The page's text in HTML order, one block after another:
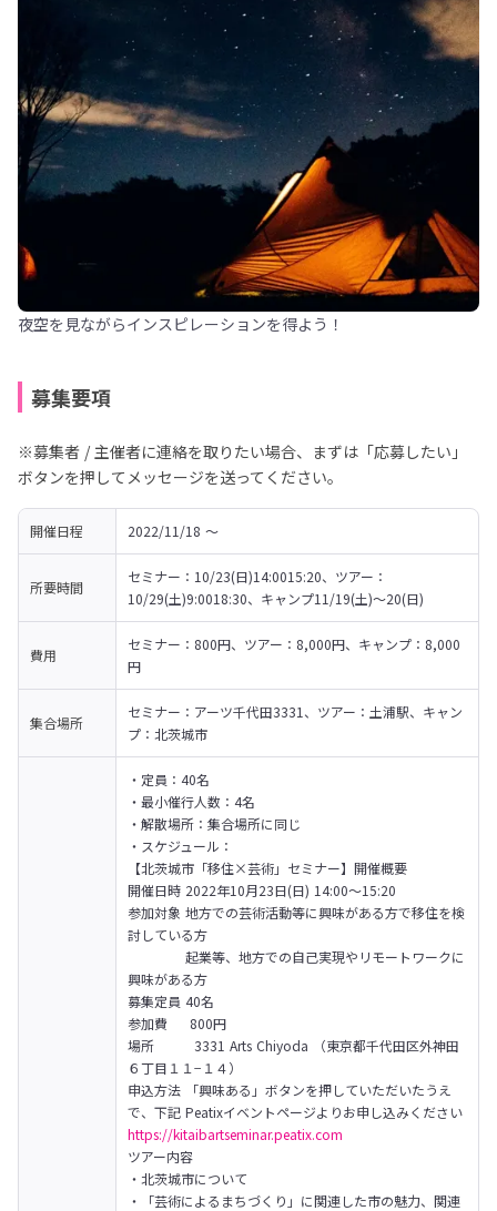
夜空を見ながらインスピレーションを得よう！
募集要項
※募集者 / 主催者に連絡を取りたい場合、まずは「応募したい」
ボタンを押してメッセージを送ってください。
開催日程 2022/11/18 〜
所要時間
セミナー：10/23(日)14:0015:20、ツアー：
10/29(土)9:0018:30、キャンプ11/19(土)～20(日)
費用
セミナー：800円、ツアー：8,000円、キャンプ：8,000
円
集合場所
セミナー：アーツ千代田3331、ツアー：土浦駅、キャン
プ：北茨城市
・定員：40名
・最小催行人数：4名
・解散場所：集合場所に同じ
・スケジュール：
【北茨城市「移住×芸術」セミナー】開催概要
開催⽇時 2022年10⽉23⽇(日) 14:00〜15:20
参加対象 地⽅での芸術活動等に興味がある⽅で移住を検
討している⽅
起業等、地⽅での⾃⼰実現やリモートワークに
興味がある⽅
募集定員 40名
参加費 　 800円
場所　　　3331 Arts Chiyoda （東京都千代田区外神田
６丁目１１−１４）
申込方法 「興味ある」ボタンを押していただいたうえ
https://kitaibartseminar.peatix.com
ツアー内容
・北茨城市について
・「芸術によるまちづくり」に関連した市の魅力、関連